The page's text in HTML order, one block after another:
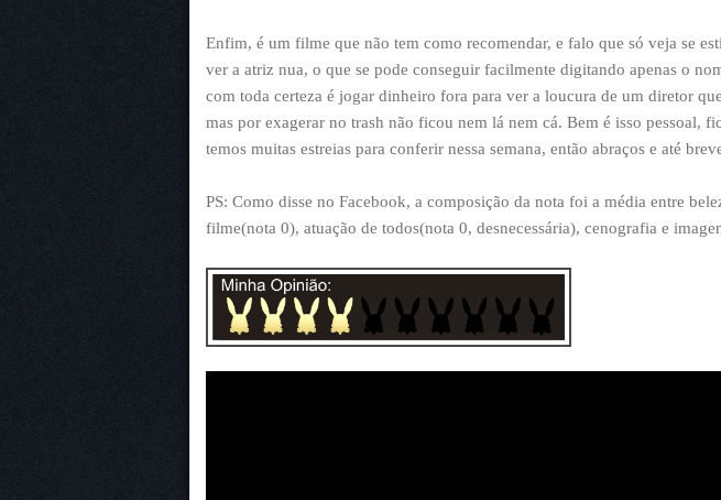
Enfim, é um filme que não tem como recomendar, e falo que só veja se
ver a atriz nua, o que se pode conseguir facilmente digitando apenas o
com toda certeza é jogar dinheiro fora para ver a loucura de um diretor
mas por exagerar no trash não ficou nem lá nem cá. Bem é isso pessoal,
temos muitas estreias para conferir nessa semana, então abraços e até
PS: Como disse no Facebook, a composição da nota foi a média entre
filme(nota 0), atuação de todos(nota 0, desnecessária), cenografia e